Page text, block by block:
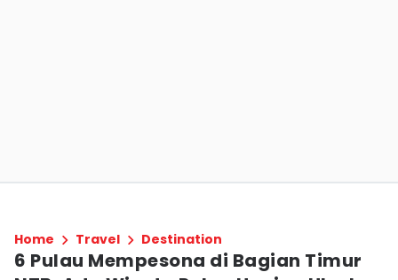
Home Travel Destination
6 Pulau Mempesona di Bagian Timur